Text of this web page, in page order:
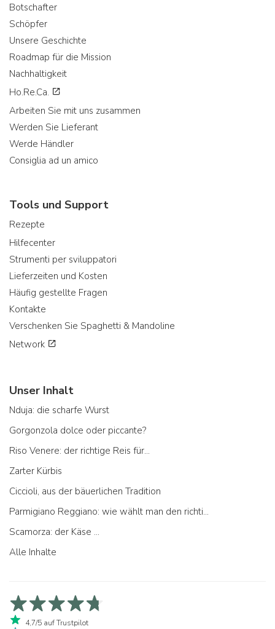
Botschafter
Schöpfer
Unsere Geschichte
Roadmap für die Mission
Nachhaltigkeit
Ho.Re.Ca.
Arbeiten Sie mit uns zusammen
Werden Sie Lieferant
Werde Händler
Consiglia ad un amico
Tools und Support
Rezepte
Hilfecenter
Strumenti per sviluppatori
Lieferzeiten und Kosten
Häufig gestellte Fragen
Kontakte
Verschenken Sie Spaghetti & Mandoline
Network
Unser Inhalt
Nduja: die scharfe Wurst
Gorgonzola dolce oder piccante?
Riso Venere: der richtige Reis für...
Zarter Kürbis
Ciccioli, aus der bäuerlichen Tradition
Parmigiano Reggiano: wie wählt man den richtigen aus
Scamorza: der Käse ...
Alle Inhalte
4,7/5 auf Trustpilot